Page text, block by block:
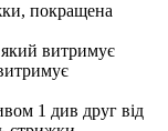
покращена
який витримує
1 див друг від